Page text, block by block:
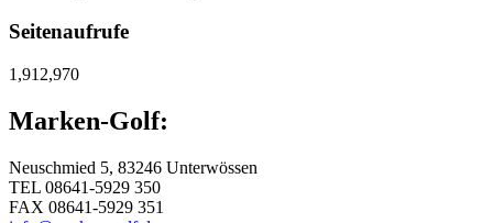
Seitenaufrufe
1,912,970
Marken-Golf:
Neuschmied 5, 83246 Unterwössen
TEL 08641-5929 350
FAX 08641-5929 351